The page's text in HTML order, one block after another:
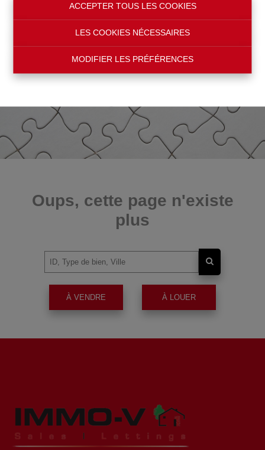
ACCEPTER TOUS LES COOKIES
LES COOKIES NÉCESSAIRES
MODIFIER LES PRÉFÉRENCES
Oups, cette page n'existe
plus
À VENDRE À LOUER